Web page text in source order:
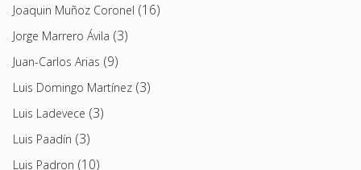
Joaquin Muñoz Coronel (16)
Jorge Marrero Ávila (3)
Juan-Carlos Arias (9)
Luis Domingo Martínez (3)
Luis Ladevece (3)
Luis Paadín (3)
Luis Padron (10)